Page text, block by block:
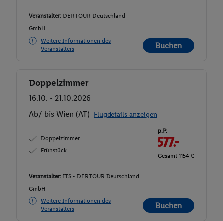
Veranstalter: DERTOUR Deutschland
GmbH
Weitere Informationen des
Veranstalters
Buchen
Buchen
Doppelzimmer
16.10. - 21.10.2026
Ab/ bis Wien (AT) Flugdetails anzeigen
Doppelzimmer
Frühstück
p.P.
577.-
Gesamt 1154 €
Veranstalter: ITS - DERTOUR Deutschland
GmbH
Weitere Informationen des
Veranstalters
Buchen